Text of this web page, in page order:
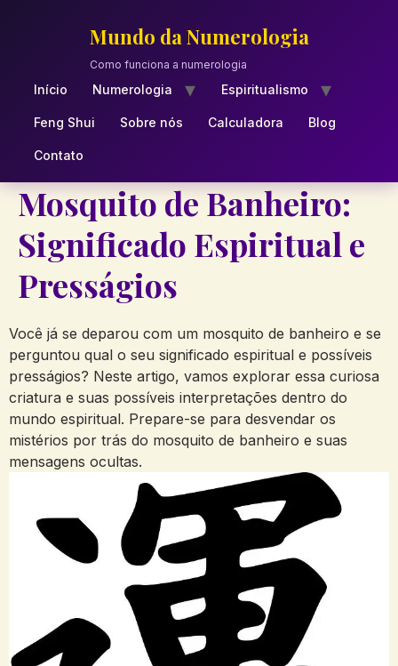
Mundo da Numerologia
Como funciona a numerologia
Início Numerologia Espiritualismo
Feng Shui Sobre nós Calculadora Blog
Contato
Mosquito de Banheiro:
Significado Espiritual e
Presságios
Você já se deparou com um mosquito de banheiro e se
perguntou qual o seu significado espiritual e possíveis
presságios? Neste artigo, vamos explorar essa curiosa
criatura e suas possíveis interpretações dentro do
mundo espiritual. Prepare-se para desvendar os
mistérios por trás do mosquito de banheiro e suas
mensagens ocultas.